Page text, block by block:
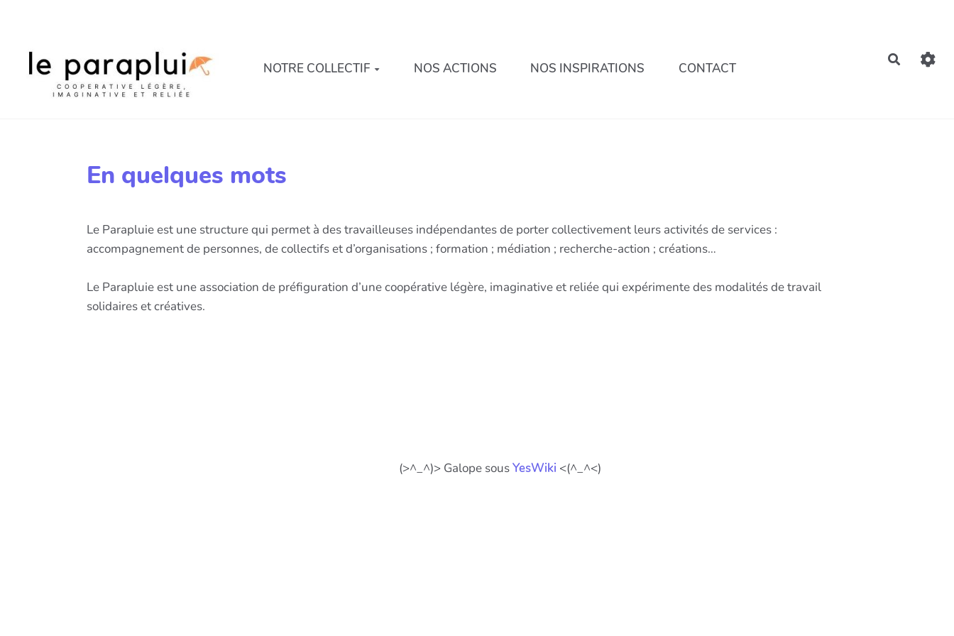
NOTRE COLLECTIF NOS ACTIONS NOS INSPIRATIONS CONTACT
En quelques mots
Le Parapluie est une structure qui permet à des travailleuses indépendantes de porter collectivement leurs activités de services :
accompagnement de personnes, de collectifs et d’organisations ; formation ; médiation ; recherche-action ; créations…
Le Parapluie est une association de préfiguration d’une coopérative légère, imaginative et reliée qui expérimente des modalités de travail
solidaires et créatives.
(>^_^)> Galope sousYesWiki <(^_^<)